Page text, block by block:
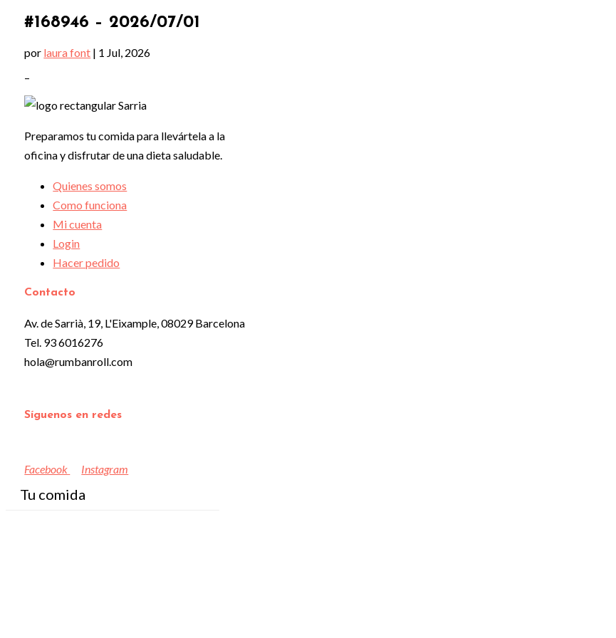
#168946 – 2026/07/01
por laura font | 1 Jul, 2026
–
Preparamos tu comida para llevártela a la
oficina y disfrutar de una dieta saludable.
Quienes somos
Como funciona
Mi cuenta
Login
Hacer pedido
Contacto
Av. de Sarrià, 19, L'Eixample, 08029 Barcelona
Tel. 93 6016276
hola@rumbanroll.com
Síguenos en redes
Facebook Instagram
Tu comida